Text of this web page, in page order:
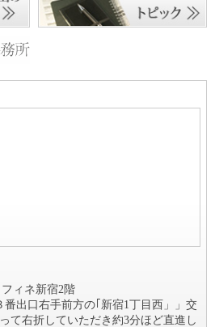
ィネ新宿2階
出口右手前方の｢新宿1丁目西」」交
て右折していただき約3分ほど直進し